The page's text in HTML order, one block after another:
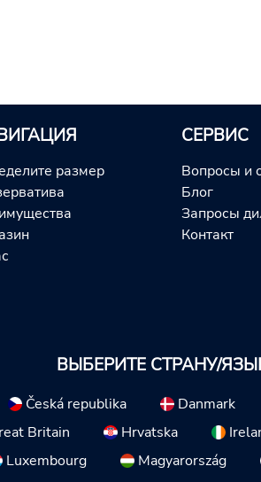
размер
СЕРВИС
Вопросы и
Блог
Запросы
Контакт
ВЫБЕРИТЕ СТРАНУ/
Česká republika Danmark
Britain Hrvatska
Luxembourg Magyarország